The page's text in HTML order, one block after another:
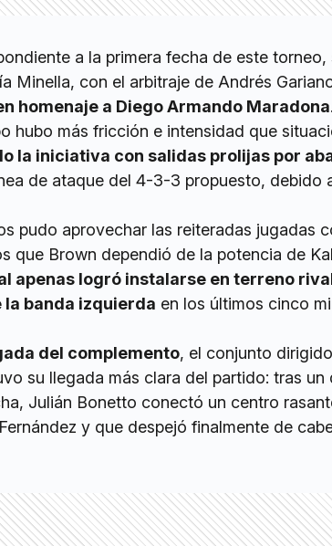
a la primera fecha de este torneo,
Minella, con el arbitraje de Andrés
homenaje a Diego Armando Maradona.
hubo más fricción e intensidad que
la iniciativa con salidas prolijas por
de ataque del 4-3-3 propuesto, debido
pudo aprovechar las reiteradas jugadas
que Brown dependió de la potencia de
apenas logró instalarse en terreno
banda izquierda en los últimos cinco
del complemento, el conjunto
su llegada más clara del partido: tras un
Julián Bonetto conectó un centro
y que despejó finalmente de